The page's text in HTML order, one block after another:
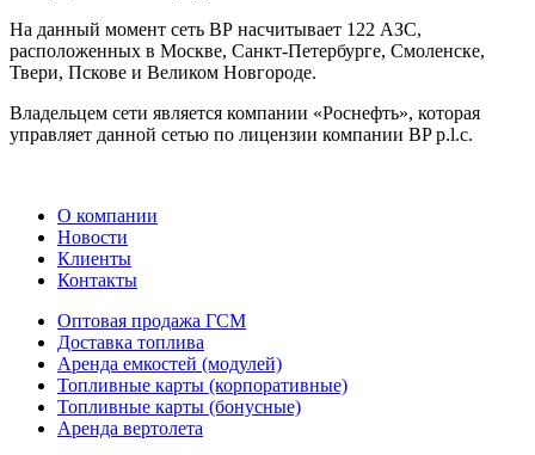
На данный момент сеть ВР насчитывает 122 АЗС,
расположенных в Москве, Санкт-Петербурге, Смоленске,
Твери, Пскове и Великом Новгороде.
Владельцем сети является компании «Роснефть», которая
управляет данной сетью по лицензии компании BP p.l.c.
О компании
Новости
Клиенты
Контакты
Оптовая продажа ГСМ
Доставка топлива
Аренда емкостей (модулей)
Топливные карты (корпоративные)
Топливные карты (бонусные)
Аренда вертолета